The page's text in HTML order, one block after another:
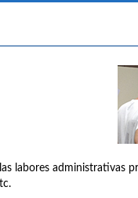
labores administrativas